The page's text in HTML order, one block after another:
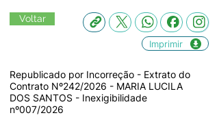
Voltar
Imprimir
Republicado por Incorreção - Extrato do
Contrato Nº242/2026 - MARIA LUCILA
DOS SANTOS - Inexigibilidade
nº007/2026